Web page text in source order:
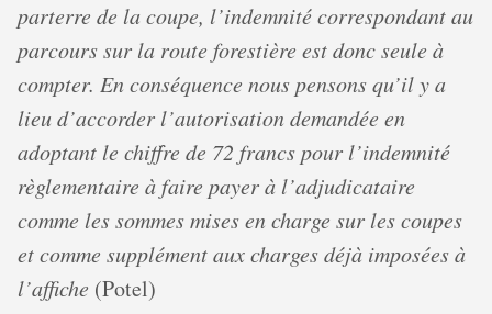
parterre de la coupe, l’indemnité correspondant au
parcours sur la route forestière est donc seule à
compter. En conséquence nous pensons qu’il y a
lieu d’accorder l’autorisation demandée en
adoptant le chiffre de 72 francs pour l’indemnité
règlementaire à faire payer à l’adjudicataire
comme les sommes mises en charge sur les coupes
et comme supplément aux charges déjà imposées à
l’affiche (Potel)